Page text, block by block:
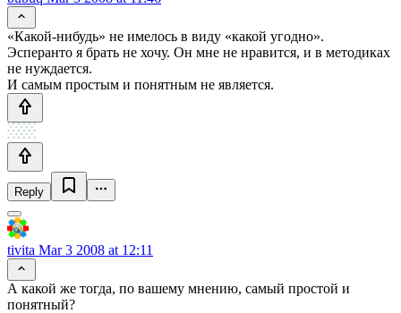
«Какой-нибудь» не имелось в виду «какой угодно».
Эсперанто я брать не хочу. Он мне не нравится, и в методиках
не нуждается.
И самым простым и понятным не является.
Reply
tivita Mar 3 2008 at 12:11
А какой же тогда, по вашему мнению, самый простой и
понятный?